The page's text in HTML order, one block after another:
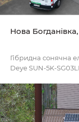
Нова
Гібридна сонячна
Deye SUN-5K-